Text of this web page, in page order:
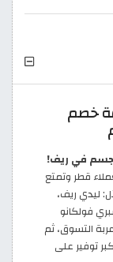
خصم
قطر وتمتع
ليدي ريف،
فولكانو
التسوق، ثم
توفير على